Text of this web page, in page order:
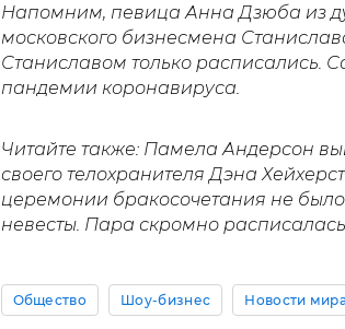
Напомним, певица Анна Дзюба из
московского бизнесмена
Станиславом только расписались.
пандемии коронавируса.
Читайте также: Памела Андерсон
своего телохранителя Дэна
церемонии бракосочетания не
невесты. Пара скромно
Общество Шоу-бизнес Новости мира